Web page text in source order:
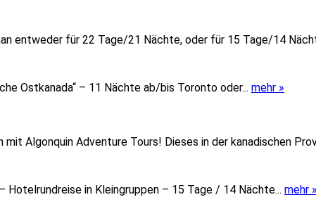
entweder für 22 Tage/21 Nächte, oder für 15 Tage/14
Ostkanada“ – 11 Nächte ab/bis Toronto oder... mehr »
mit Algonquin Adventure Tours! Dieses in der kanadischen
Hotelrundreise in Kleingruppen – 15 Tage / 14 Nächte... mehr »